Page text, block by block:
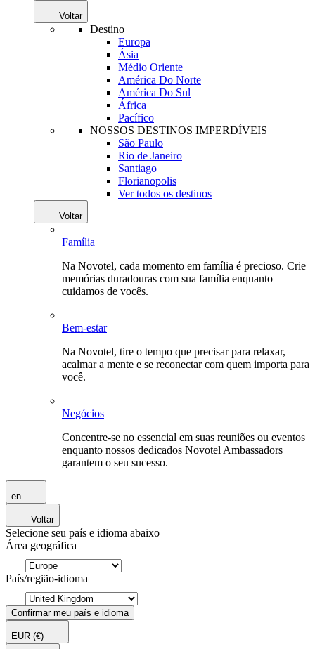
Voltar
Destino
Europa
Ásia
Médio Oriente
América Do Norte
América Do Sul
África
Pacífico
NOSSOS DESTINOS IMPERDÍVEIS
São Paulo
Rio de Janeiro
Santiago
Florianopolis
Ver todos os destinos
Voltar
Família
Na Novotel, cada momento em família é precioso. Crie
memórias duradouras com sua família enquanto
cuidamos de vocês.
Bem-estar
Na Novotel, tire o tempo que precisar para relaxar,
acalmar a mente e se reconectar com quem importa para
você.
Negócios
Concentre-se no essencial em suas reuniões ou eventos
enquanto nossos dedicados Novotel Ambassadors
garantem o seu sucesso.
en
Voltar
Selecione seu país e idioma abaixo
Área geográfica
País/região-idioma
Confirmar meu país e idioma
EUR (€)